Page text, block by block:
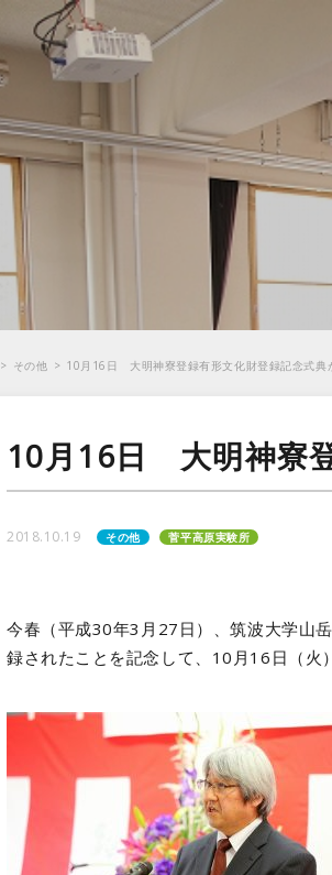
> その他 > 10月16日 大明神寮登録有形文化財登録記念式典
10月16日 大明神寮
2018.10.19 その他 菅平高原実験所
今春（平成30年3月27日）、筑波大学山
録されたことを記念して、10月16日（火